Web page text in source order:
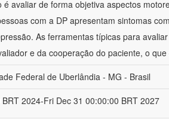
é avaliar de forma objetiva aspectos
com a DP apresentam sintomas
As ferramentas típicas para
e da cooperação do paciente, o que
Federal de Uberlândia - MG - Brasil
2024-Fri Dec 31 00:00:00 BRT 2027